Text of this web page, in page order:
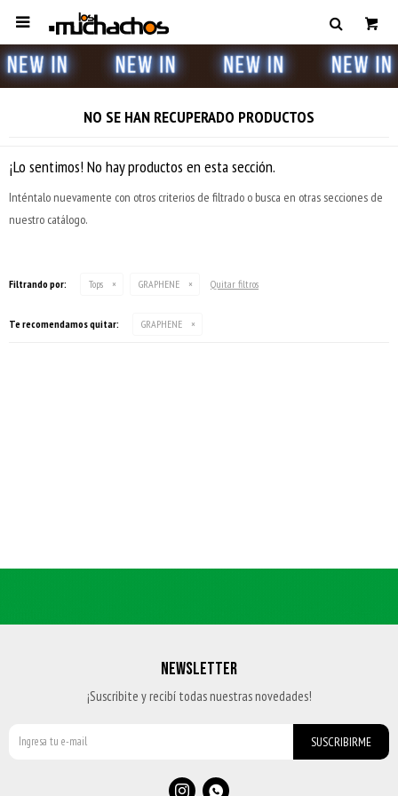

NO SE HAN RECUPERADO PRODUCTOS
¡Lo sentimos! No hay productos en esta sección.
Inténtalo nuevamente con otros criterios de filtrado o busca en otras secciones de
nuestro catálogo.
Filtrando por: Tops GRAPHENE Quitar filtros
Te recomendamos quitar: GRAPHENE
NEWSLETTER
¡Suscribite y recibí todas nuestras novedades!
SUSCRIBIRME
 